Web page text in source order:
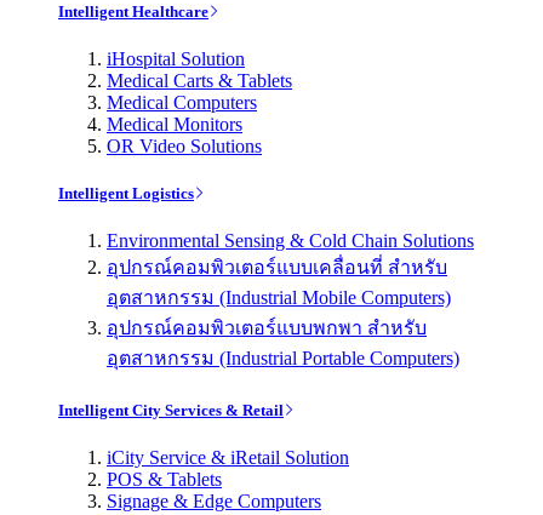
Intelligent Healthcare
iHospital Solution
Medical Carts & Tablets
Medical Computers
Medical Monitors
OR Video Solutions
Intelligent Logistics
Environmental Sensing & Cold Chain Solutions
อุปกรณ์คอมพิวเตอร์แบบเคลื่อนที่ สำหรับ
อุตสาหกรรม (Industrial Mobile Computers)
อุปกรณ์คอมพิวเตอร์แบบพกพา สำหรับ
อุตสาหกรรม (Industrial Portable Computers)
Intelligent City Services & Retail
iCity Service & iRetail Solution
POS & Tablets
Signage & Edge Computers